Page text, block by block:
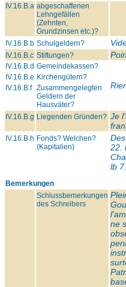
IV.16.B.a abgeschaffenen
Lehngefällen
(Zehnten,
Grundzinsen etc.)?
IV.16.B.b Schulgeldern?
IV.16.B.c Stiftungen?
IV.16.B.d Gemeindekassen?
IV.16.B.e Kirchengütern?
IV.16.B.f Zusammengelegten
Geldern der
Hausväter?
IV.16.B.g Liegenden Gründen? Je
IV.16.B.h Fonds? Welchen?
(Kapitalien)
22.
lb
Bemerkungen
Schlussbemerkungen
des Schreibers
ne